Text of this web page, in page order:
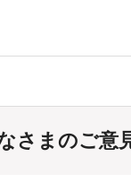
さまのご意